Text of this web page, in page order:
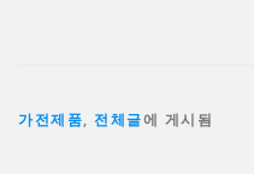
가전제품, 전체글에 게시됨